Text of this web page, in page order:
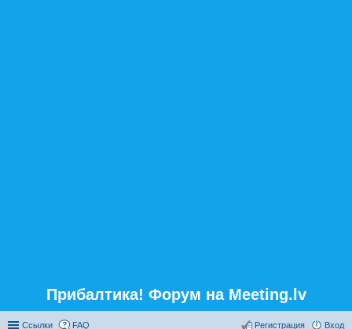
Прибалтика! Форум на Meeting.lv
Ссылки FAQ Вход
Регистрация